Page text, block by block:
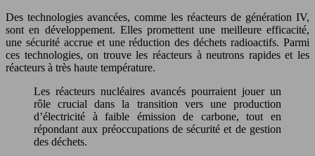
Des technologies avancées, comme les réacteurs de génération IV,
sont en développement. Elles promettent une meilleure efficacité,
une sécurité accrue et une réduction des déchets radioactifs. Parmi
ces technologies, on trouve les réacteurs à neutrons rapides et les
réacteurs à très haute température.
Les réacteurs nucléaires avancés pourraient jouer un
rôle crucial dans la transition vers une production
d’électricité à faible émission de carbone, tout en
répondant aux préoccupations de sécurité et de gestion
des déchets.